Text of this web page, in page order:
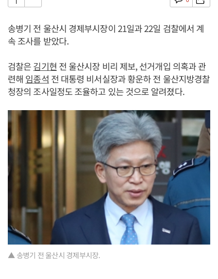
송병기 전 울산시 경제부시장이 21일과 22일 검찰에서 계
속 조사를 받았다.
검찰은김기현 전 울산시장 비리 제보, 선거개입 의혹과 관
련해 임종석 전 대통령 비서실장과 황운하 전 울산지방경찰
청장의 조사일정도 조율하고 있는 것으로 알려졌다.
▲ 송병기 전 울산시 경제부시장.